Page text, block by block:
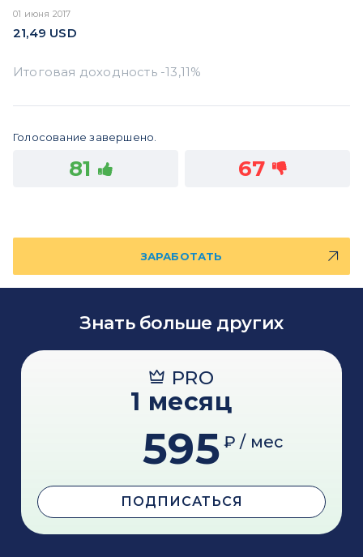
01 июня 2017
21,49 USD
Голосование завершено.
81 67
ЗАРАБОТАТЬ
Знать больше других
PRO
1 месяц
595 ₽ / мес
ПОДПИСАТЬСЯ